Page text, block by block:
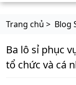
Trang chủ > Blog
Ba lô sỉ phục
tổ chức và cá